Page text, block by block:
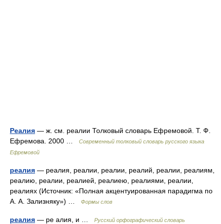
Реалия — ж. см. реалии Толковый словарь Ефремовой. Т. Ф.
Ефремова. 2000 …
Современный толковый словарь русского языка
Ефремовой
реалия — реалия, реалии, реалии, реалий, реалии, реалиям,
реалию, реалии, реалией, реалиею, реалиями, реалии,
реалиях (Источник: «Полная акцентуированная парадигма по
А. А. Зализняку») …
Формы слов
реалия — ре алия, и … Русский орфографический словарь